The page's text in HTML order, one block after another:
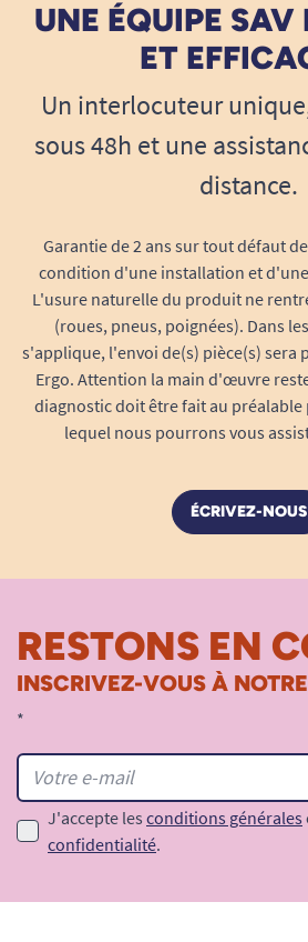
UNE ÉQUIPE SAV
ET
Un interlocuteur
sous 48h et une
distance.
Garantie de 2 ans sur tout défaut
condition d'une installation et
L'usure naturelle du produit ne
(roues, pneus, poignées). Dans
s'applique, l'envoi de(s) pièce(s) sera
Ergo. Attention la main d'œuvre
diagnostic doit être fait au
lequel nous pourrons vous
ÉCRIVEZ-NOUS
RESTONS EN
INSCRIVEZ-VOUS À
*
J'accepte les conditions générales
confidentialité.